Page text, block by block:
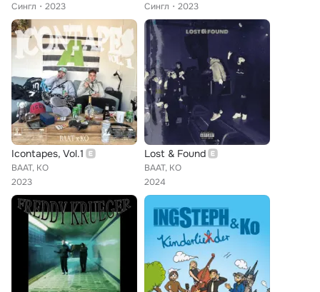
Сингл
2023
Сингл
2023
Icontapes, Vol.1
BAAT, KO
2023
Lost & Found
BAAT, KO
2024